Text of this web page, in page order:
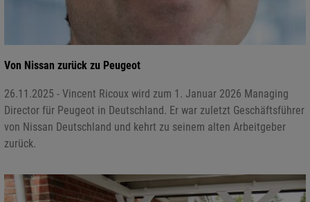
Von Nissan zurück zu Peugeot
26.11.2025 - Vincent Ricoux wird zum 1. Januar 2026 Managing
Director für Peugeot in Deutschland. Er war zuletzt Geschäftsführer
von Nissan Deutschland und kehrt zu seinem alten Arbeitgeber
zurück.